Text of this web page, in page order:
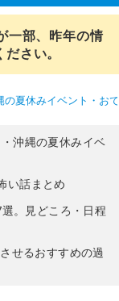
一部、昨年の情
さい。
の夏休みイベント・お
沖縄の夏休みイベ
い話まとめ
。見どころ・日程
せるおすすめの過